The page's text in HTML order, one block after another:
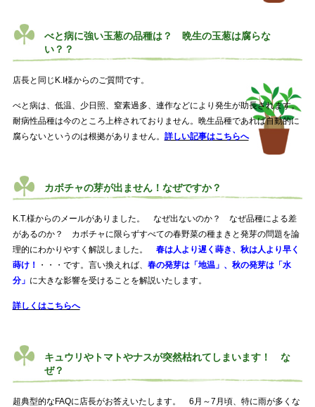
べと病に強い玉葱の品種は？ 晩生の玉葱は腐らな
い？？
店長と同じK.I様からのご質問です。
べと病は、低温、少日照、窒素過多、連作などにより発生が助長されます。
耐病性品種は今のところ上梓されておりません。晩生品種であれば自動的に
腐らないというのは根拠がありません。 詳しい記事はこちらへ
カボチャの芽が出ません！なぜですか？
K.T.様からのメールがありました。 なぜ出ないのか？ なぜ品種による差
があるのか？ カボチャに限らずすべての春野菜の種まきと発芽の問題を論
理的にわかりやすく解説しました。 春は人より遅く蒔き、秋は人より早く
蒔け！
・・・です。言い換えれば、 春の発芽は「地温」、秋の発芽は「水
分」 に大きな影響を受けることを解説いたします。
詳しくはこちらへ
キュウリやトマトやナスが突然枯れてしまいます！ な
ぜ？
超典型的なFAQに店長がお答えいたします。 6月～7月頃、特に雨が多くな